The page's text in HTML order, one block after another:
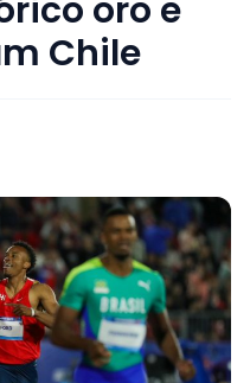
oro e
Chile